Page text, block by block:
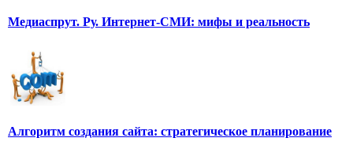
Медиаспрут. Ру. Интернет-СМИ: мифы и реальность
Алгоритм создания сайта: стратегическое планирование